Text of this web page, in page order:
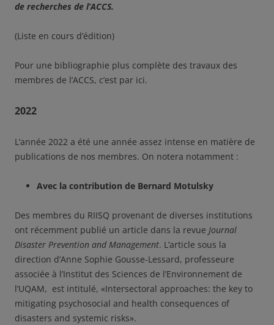
de recherches de l’ACCS.
(Liste en cours d’édition)
Pour une bibliographie plus complète des travaux des
membres de l’ACCS, c’est par ici.
2022
L’année 2022 a été une année assez intense en matière de
publications de nos membres. On notera notamment :
Avec la contribution de Bernard Motulsky
Des membres du RIISQ provenant de diverses institutions
ont récemment publié un article dans la revue Journal
Disaster Prevention and Management. L’article sous la
direction d’Anne Sophie Gousse-Lessard, professeure
associée à l’Institut des Sciences de l’Environnement de
l’UQAM, est intitulé, «Intersectoral approaches: the key to
mitigating psychosocial and health consequences of
disasters and systemic risks».